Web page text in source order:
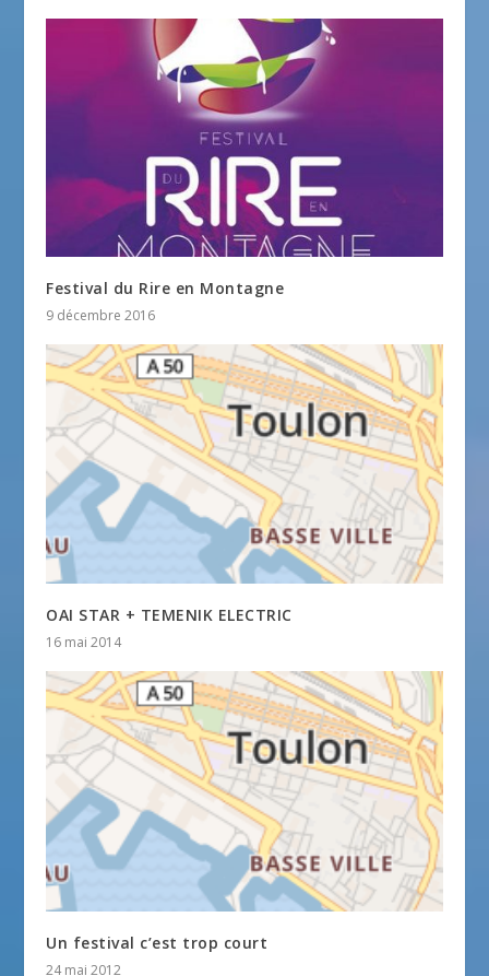
Festival du Rire en Montagne
9 décembre 2016
OAI STAR + TEMENIK ELECTRIC
16 mai 2014
Un festival c’est trop court
24 mai 2012